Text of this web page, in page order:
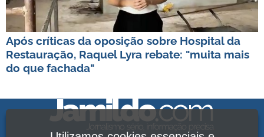
Após críticas da oposição sobre Hospital da
Restauração, Raquel Lyra rebate: "muita mais
do que fachada"